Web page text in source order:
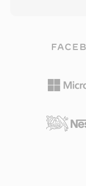
inter. O
se expandiu
têm sido
serviços de
componente
inteiros,
profissional.
uma das
sem
metadados